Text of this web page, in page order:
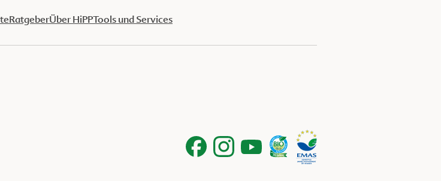
RatgeberÜber HiPPTools und Services